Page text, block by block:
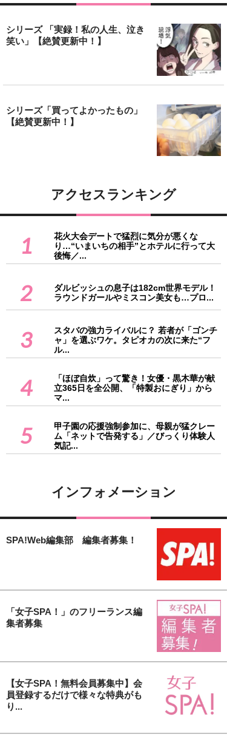
シリーズ 「実録！私の人生、泣き
笑い」【絶賛更新中！】
シリーズ「買ってよかったもの」
【絶賛更新中！】
アクセスランキング
1
花火大会デートで猛烈に気分が悪くな
り…“いまいちの相手”とホテルに行って大
後悔／...
2
ダルビッシュの息子は182cm世界モデル！
ラウンドガールやミスコン美女も…プロ...
3
スタバの強力ライバルに？ 若者が「ゴンチ
ャ」を選ぶワケ。タピオカの次に来た“フ
ル...
4
「ほぼ自炊」って驚き！女優・黒木華が献
立365日を全公開、「特製おにぎり」から
マ...
5
甲子園の応援強制参加に、母親が猛クレー
ム「ネットで告発する」／びっくり体験人
気記...
インフォメーション
SPA!Web編集部 編集者募集！
「女子SPA！」のフリーランス編
集者募集
【女子SPA！無料会員募集中】会
員登録するだけで様々な特典がも
り...